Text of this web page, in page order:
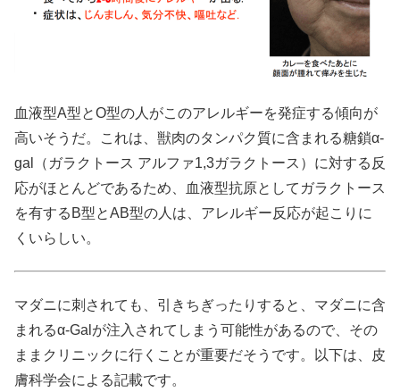
血液型A型とO型の人がこのアレルギーを発症する傾向が
高いそうだ。これは、獣肉のタンパク質に含まれる糖鎖α-
gal（ガラクトース アルファ1,3ガラクトース）に対する反
応がほとんどであるため、血液型抗原としてガラクトース
を有するB型とAB型の人は、アレルギー反応が起こりに
くいらしい。
マダニに刺されても、引きちぎったりすると、マダニに含
まれるα-Galが注入されてしまう可能性があるので、その
ままクリニックに行くことが重要だそうです。以下は、皮
膚科学会による記載です。